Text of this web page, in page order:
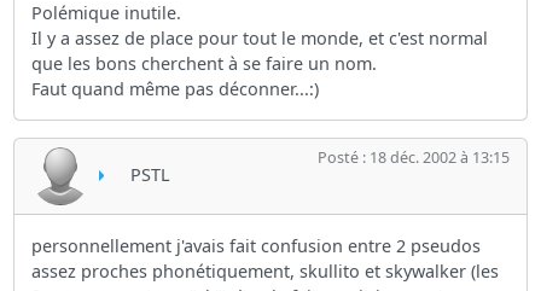
Polémique inutile.
Il y a assez de place pour tout le monde, et c'est normal
que les bons cherchent à se faire un nom.
Faut quand même pas déconner...:)
PSTL
Posté : 18 déc. 2002 à 13:15
personnellement j'avais fait confusion entre 2 pseudos
assez proches phonétiquement, skullito et skywalker (les